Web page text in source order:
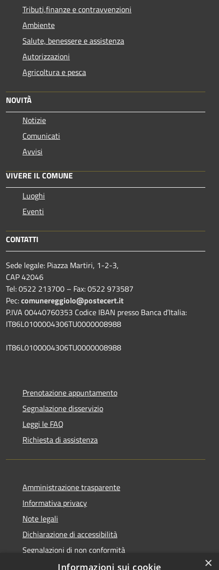
Tributi,finanze e contravvenzioni
Ambiente
Salute, benessere e assistenza
Autorizzazioni
Agricoltura e pesca
NOVITÀ
Notizie
Comunicati
Avvisi
VIVERE IL COMUNE
Luoghi
Eventi
CONTATTI
Sede legale: Piazza Martiri, 1-2-3,
CAP 42046
Tel: 0522 213700 – Fax: 0522 973587
Pec:comunereggiolo@postecert.it
P.IVA 00440760353 Codice IBAN presso Banca d’Italia:
IT86L0100004306TU0000008988
IT86L0100004306TU0000008988
Prenotazione appuntamento
Segnalazione disservizio
Leggi le FAQ
Richiesta di assistenza
Amministrazione trasparente
Informativa privacy
Note legali
Dichiarazione di accessibilità
Segnalazioni di non conformità
×
Informazioni sui cookie